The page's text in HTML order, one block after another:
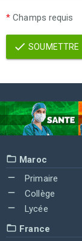
* Champs requis
SOUMETTRE
Maroc
Primaire
Collège
Lycée
France